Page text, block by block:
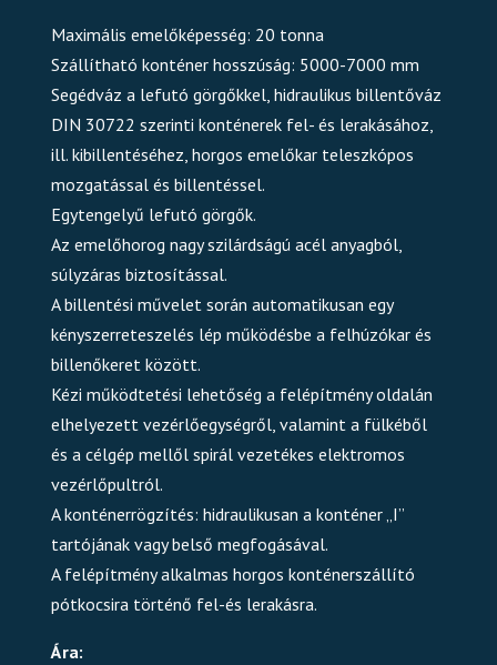
Maximális emelőképesség: 20 tonna
Szállítható konténer hosszúság: 5000-7000 mm
Segédváz a lefutó görgőkkel, hidraulikus billentőváz
DIN 30722 szerinti konténerek fel- és lerakásához,
ill. kibillentéséhez, horgos emelőkar teleszkópos
mozgatással és billentéssel.
Egytengelyű lefutó görgők.
Az emelőhorog nagy szilárdságú acél anyagból,
súlyzáras biztosítással.
A billentési művelet során automatikusan egy
kényszerreteszelés lép működésbe a felhúzókar és
billenőkeret között.
Kézi működtetési lehetőség a felépítmény oldalán
elhelyezett vezérlőegységről, valamint a fülkéből
és a célgép mellől spirál vezetékes elektromos
vezérlőpultról.
A konténerrögzítés: hidraulikusan a konténer „I”
tartójának vagy belső megfogásával.
A felépítmény alkalmas horgos konténerszállító
pótkocsira történő fel-és lerakásra.
Ára: